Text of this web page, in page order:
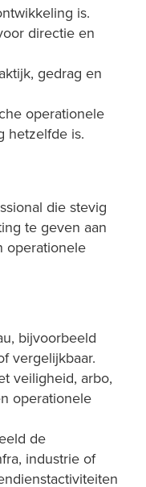
is.
directie en
gedrag en
operationele
hetzelfde is.
die stevig
te geven aan
operationele
bijvoorbeeld
vergelijkbaar.
veiligheid, arbo,
operationele
de
industrie of